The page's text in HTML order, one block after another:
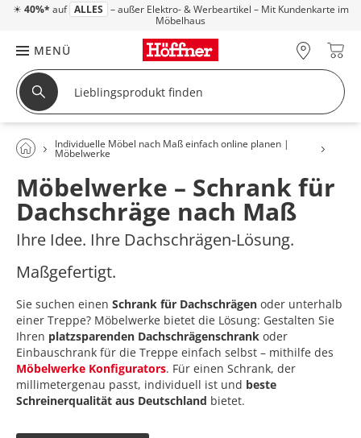
☀ 40%* auf ALLES – außer Elektro- & Werbeartikel – Mit Kundenkarte im
Möbelhaus
MENÜ
Individuelle Möbel nach Maß einfach online planen |
Möbelwerke
Möbelwerke – Schrank für
Dachschräge nach Maß
Ihre Idee. Ihre Dachschrägen-Lösung.
Maßgefertigt.
Sie suchen einen Schrank für Dachschrägen oder unterhalb
einer Treppe? Möbelwerke bietet die Lösung: Gestalten Sie
Ihren platzsparenden Dachschrägenschrank oder
Einbauschrank für die Treppe einfach selbst – mithilfe des
Möbelwerke Konfigurators. Für einen Schrank, der
millimetergenau passt, individuell ist und beste
Schreinerqualität aus Deutschland bietet.